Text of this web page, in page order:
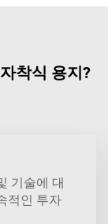
착식 용지?
기술에 대
적인 투자